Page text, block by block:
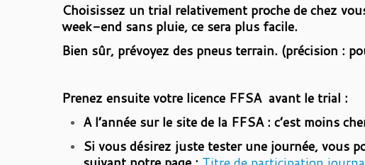
Choisissez un trial relativement proche de chez
week-end sans pluie, ce sera plus facile.
Bien sûr, prévoyez des pneus terrain. (précision :
Prenez ensuite votre licence FFSA avant le trial :
A l’année sur le site de la FFSA : c’est moins
Si vous désirez juste tester une journée, vous